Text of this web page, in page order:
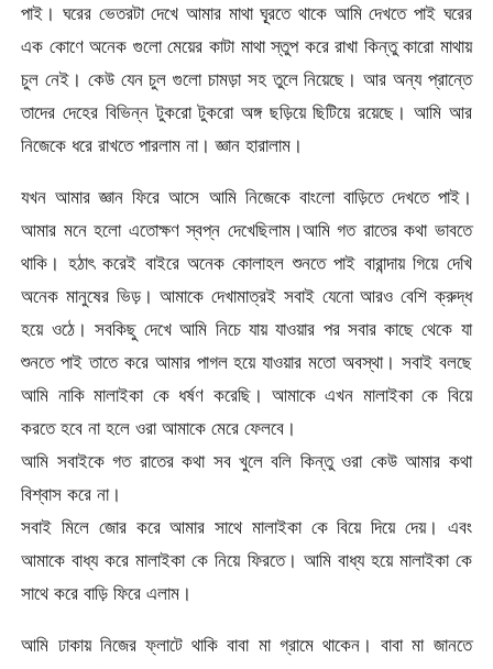
পাই। ঘরের ভেতরটা দেখে আমার মাথা ঘূ্রতে থাকে আমি দেখতে পাই ঘরের
এক কোণে অনেক গুলো মেয়ের কাটা মাথা স্তুপ করে রাখা কিন্তু কারো মাথায়
চুল নেই। কেউ যেন চুল গুলো চামড়া সহ তুলে নিয়েছে। আর অন্য প্রান্তে
তাদের দেহের বিভিন্ন টুকরো টুকরো অঙ্গ ছড়িয়ে ছিটিয়ে রয়েছে। আমি আর
নিজেকে ধরে রাখতে পারলাম না। জ্ঞান হারালাম।
যখন আমার জ্ঞান ফিরে আসে আমি নিজেকে বাংলো বাড়িতে দেখতে পাই।
আমার মনে হলো এতোক্ষণ স্বপ্ন দেখেছিলাম।আমি গত রাতের কথা ভাবতে
থাকি। হঠাৎ করেই বাইরে অনেক কোলাহল শুনতে পাই বারান্দায় গিয়ে দেখি
অনেক মানুষের ভিড়। আমাকে দেখামাত্রই সবাই যেনো আরও বেশি ক্রুদ্ধ
হয়ে ওঠে। সবকিছু দেখে আমি নিচে যায় যাওয়ার পর সবার কাছে থেকে যা
শুনতে পাই তাতে করে আমার পাগল হয়ে যাওয়ার মতো অবস্থা। সবাই বলছে
আমি নাকি মালাইকা কে ধর্ষণ করেছি। আমাকে এখন মালাইকা কে বিয়ে
করতে হবে না হলে ওরা আমাকে মেরে ফেলবে।
আমি সবাইকে গত রাতের কথা সব খুলে বলি কিন্তু ওরা কেউ আমার কথা
বিশ্বাস করে না।
সবাই মিলে জোর করে আমার সাথে মালাইকা কে বিয়ে দিয়ে দেয়। এবং
আমাকে বাধ্য করে মালাইকা কে নিয়ে ফিরতে। আমি বাধ্য হয়ে মালাইকা কে
সাথে করে বাড়ি ফিরে এলাম।
আমি ঢাকায় নিজের ফ্লাটে থাকি বাবা মা গ্রামে থাকেন। বাবা মা জানতে